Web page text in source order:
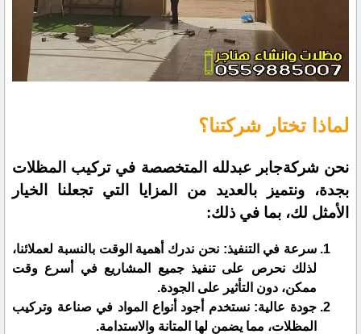
لماذا تختار شركتنا؟
نحن شركةجابر عبدلله المتخصصة في تركيب المظلات
بجدة، ونتميز بالعديد من المزايا التي تجعلنا الخيار
الأمثل لك، بما في ذلك:
سرعة في التنفيذ: نحن ندرك أهمية الوقت بالنسبة لعملائنا،
لذلك نحرص على تنفيذ جميع المشاريع في أسرع وقت
ممكن، دون التأثير على الجودة.
جودة عالية: نستخدم أجود أنواع المواد في صناعة وتركيب
المظلات، مما يضمن لها المتانة والاستدامة.